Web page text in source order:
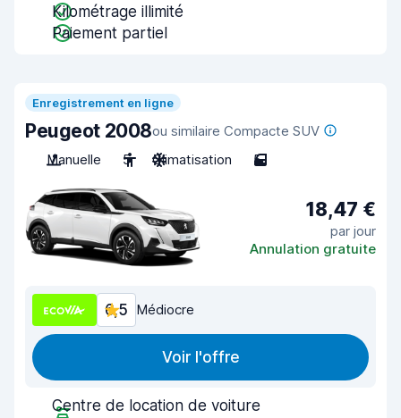
Kilométrage illimité
Paiement partiel
Enregistrement en ligne
Peugeot 2008ou similaire Compacte SUV
Manuelle
5 Climatisation 5
18,47 €
par jour
Annulation gratuite
6,5 Médiocre
Voir l'offre
Centre de location de voiture